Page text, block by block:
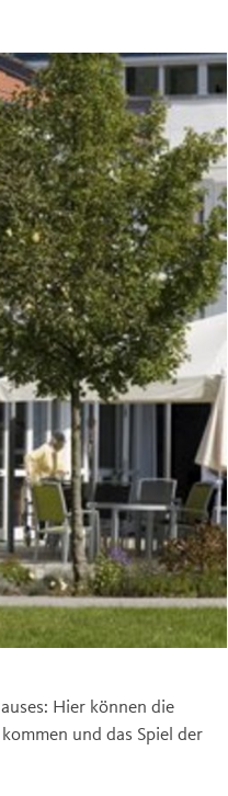
Hier können die
und das Spiel der